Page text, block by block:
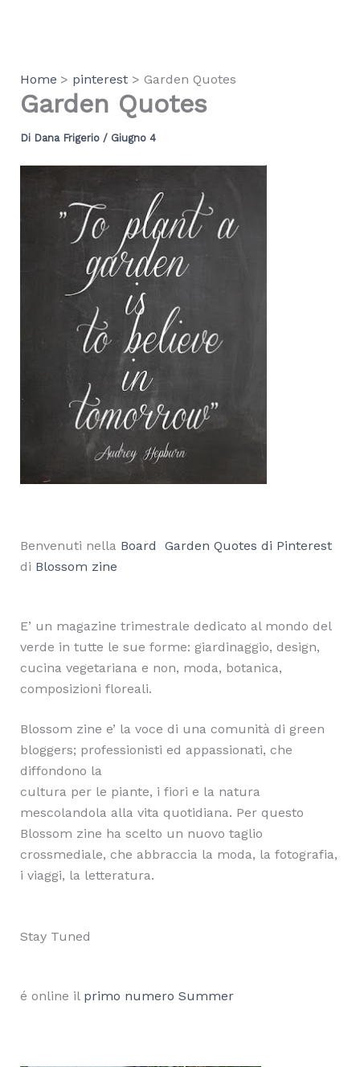
Home
pinterest Garden Quotes
Garden Quotes
Di Dana Frigerio / Giugno 4
Benvenuti nella Board Garden Quotes di Pinterest
di Blossom zine
E’ un magazine trimestrale dedicato al mondo del
verde in tutte le sue forme: giardinaggio, design,
cucina vegetariana e non, moda, botanica,
composizioni floreali.
Blossom zine e’ la voce di una comunità di green
bloggers; professionisti ed appassionati, che
diffondono la
cultura per le piante, i fiori e la natura
mescolandola alla vita quotidiana. Per questo
Blossom zine ha scelto un nuovo taglio
crossmediale, che abbraccia la moda, la fotografia,
i viaggi, la letteratura.
Stay Tuned
é online il primo numero Summer